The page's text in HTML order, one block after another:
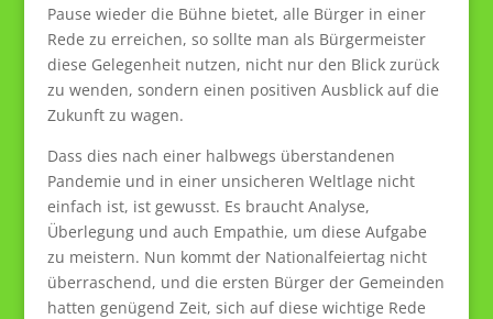
Pause wieder die Bühne bietet, alle Bürger in einer
Rede zu erreichen, so sollte man als Bürgermeister
diese Gelegenheit nutzen, nicht nur den Blick zurück
zu wenden, sondern einen positiven Ausblick auf die
Zukunft zu wagen.
Dass dies nach einer halbwegs überstandenen
Pandemie und in einer unsicheren Weltlage nicht
einfach ist, ist gewusst. Es braucht Analyse,
Überlegung und auch Empathie, um diese Aufgabe
zu meistern. Nun kommt der Nationalfeiertag nicht
überraschend, und die ersten Bürger der Gemeinden
hatten genügend Zeit, sich auf diese wichtige Rede